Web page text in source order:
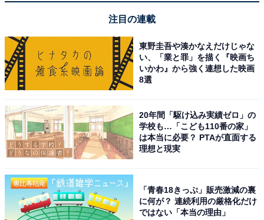
注目の連載
東野圭吾や湊かなえだけじゃな
い、「業と罪」を描く『映画ち
いかわ』から強く連想した映画
8選
20年間「駆け込み実績ゼロ」の
学校も…「こども110番の家」
は本当に必要？ PTAが直面する
理想と現実
「青春18きっぷ」販売激減の裏
に何が？ 連続利用の厳格化だけ
ではない「本当の理由」